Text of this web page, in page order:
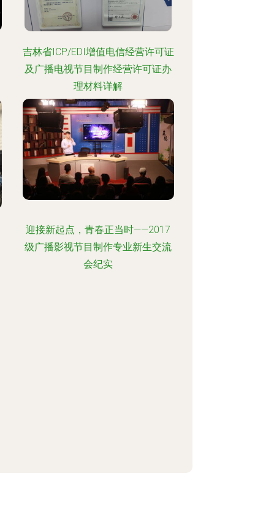
吉林省ICP/EDI增值电信经营许可证
及广播电视节目制作经营许可证办
理材料详解
迎接新起点，青春正当时——2017
级广播影视节目制作专业新生交流
会纪实